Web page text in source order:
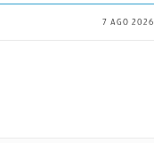
7 AGO 2026